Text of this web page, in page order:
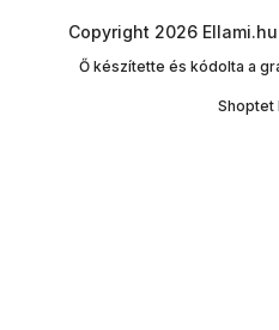
Shoptet
Copyright 2026 Ellami.hu
Ő készítette és kódolta a